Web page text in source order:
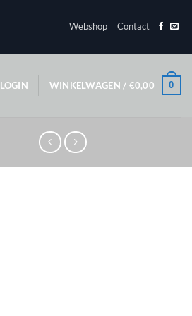
Webshop Contact
LOGIN WINKELWAGEN / €0,00 0